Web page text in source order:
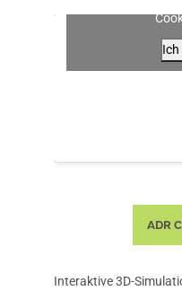
Ich
ADR
Interaktive 3D-